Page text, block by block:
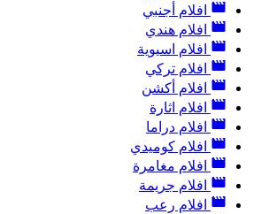
افلام أجنبي
افلام هندي
افلام اسيوية
افلام تركي
افلام أكشن
افلام اثارة
افلام دراما
افلام كوميدي
افلام مغامرة
افلام جريمة
افلام رعب